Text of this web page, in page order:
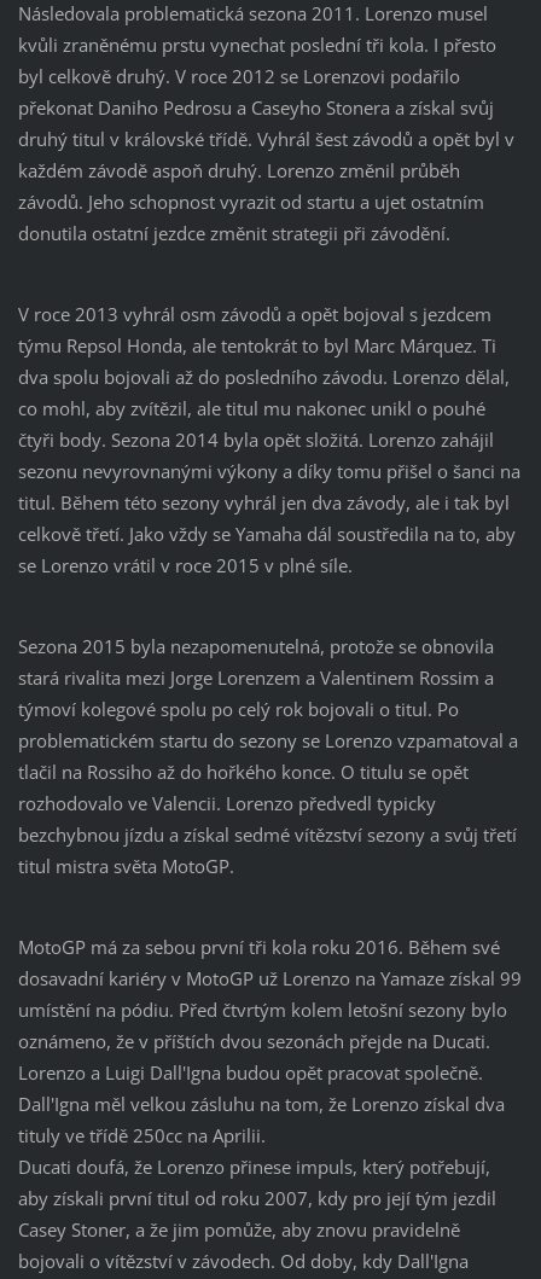
Následovala problematická sezona 2011. Lorenzo musel
kvůli zraněnému prstu vynechat poslední tři kola. I přesto
byl celkově druhý. V roce 2012 se Lorenzovi podařilo
překonat Daniho Pedrosu a Caseyho Stonera a získal svůj
druhý titul v královské třídě. Vyhrál šest závodů a opět byl v
každém závodě aspoň druhý. Lorenzo změnil průběh
závodů. Jeho schopnost vyrazit od startu a ujet ostatním
donutila ostatní jezdce změnit strategii při závodění.
V roce 2013 vyhrál osm závodů a opět bojoval s jezdcem
týmu Repsol Honda, ale tentokrát to byl Marc Márquez. Ti
dva spolu bojovali až do posledního závodu. Lorenzo dělal,
co mohl, aby zvítězil, ale titul mu nakonec unikl o pouhé
čtyři body. Sezona 2014 byla opět složitá. Lorenzo zahájil
sezonu nevyrovnanými výkony a díky tomu přišel o šanci na
titul. Během této sezony vyhrál jen dva závody, ale i tak byl
celkově třetí. Jako vždy se Yamaha dál soustředila na to, aby
se Lorenzo vrátil v roce 2015 v plné síle.
Sezona 2015 byla nezapomenutelná, protože se obnovila
stará rivalita mezi Jorge Lorenzem a Valentinem Rossim a
týmoví kolegové spolu po celý rok bojovali o titul. Po
problematickém startu do sezony se Lorenzo vzpamatoval a
tlačil na Rossiho až do hořkého konce. O titulu se opět
rozhodovalo ve Valencii. Lorenzo předvedl typicky
bezchybnou jízdu a získal sedmé vítězství sezony a svůj třetí
titul mistra světa MotoGP.
MotoGP má za sebou první tři kola roku 2016. Během své
dosavadní kariéry v MotoGP už Lorenzo na Yamaze získal 99
umístění na pódiu. Před čtvrtým kolem letošní sezony bylo
oznámeno, že v příštích dvou sezonách přejde na Ducati.
Lorenzo a Luigi Dall'Igna budou opět pracovat společně.
Dall'Igna měl velkou zásluhu na tom, že Lorenzo získal dva
tituly ve třídě 250cc na Aprilii.
Ducati doufá, že Lorenzo přinese impuls, který potřebují,
aby získali první titul od roku 2007, kdy pro její tým jezdil
Casey Stoner, a že jim pomůže, aby znovu pravidelně
bojovali o vítězství v závodech. Od doby, kdy Dall'Igna